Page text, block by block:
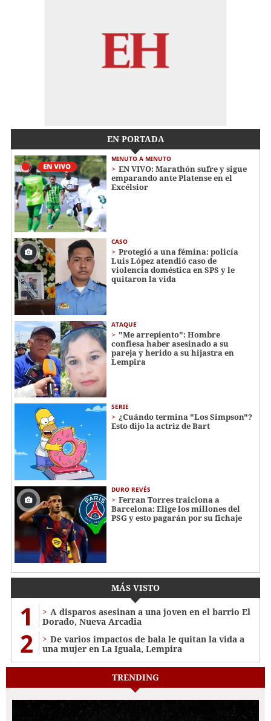
EN PORTADA
MINUTO A MINUTO
EN VIVO: Marathón sufre y sigue
emparando ante Platense en el
Excélsior
CASO
Protegió a una fémina: policía
Luis López atendió caso de
violencia doméstica en SPS y le
quitaron la vida
ATAQUE
"Me arrepiento": Hombre
confiesa haber asesinado a su
pareja y herido a su hijastra en
Lempira
SERIE
¿Cuándo termina "Los Simpson"?
Esto dijo la actriz de Bart
DURO REVÉS
Ferran Torres traiciona a
Barcelona: Elige los millones del
PSG y esto pagarán por su fichaje
MÁS VISTO
1
A disparos asesinan a una joven en el barrio El
Dorado, Nueva Arcadia
2
De varios impactos de bala le quitan la vida a
una mujer en La Iguala, Lempira
TRENDING